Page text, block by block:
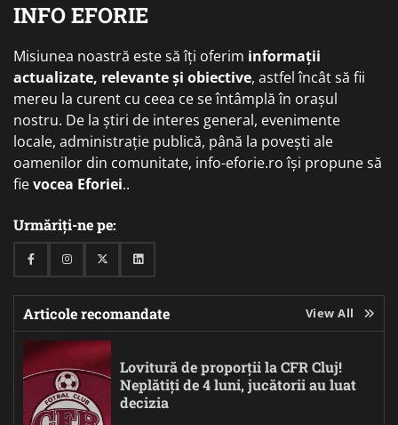
INFO EFORIE
Misiunea noastră este să îți oferim informații
actualizate, relevante și obiective, astfel încât să fii
mereu la curent cu ceea ce se întâmplă în orașul
nostru. De la știri de interes general, evenimente
locale, administrație publică, până la povești ale
oamenilor din comunitate, info-eforie.ro își propune să
fievocea Eforiei..
Urmăriți-ne pe:
FacebookInstagramTwitterLinkedin
Articole recomandate View All
Lovitură de proporții la CFR Cluj!
Neplătiți de 4 luni, jucătorii au luat
decizia